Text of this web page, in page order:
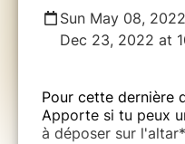
Sun May 08,
Dec 23, 2022 at
Pour cette dernière
Apporte si tu peux
à déposer sur l'altar*